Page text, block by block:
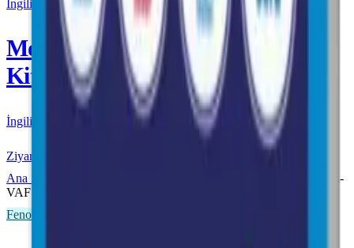
İngilizce
More & More
Kitap
İngilizce kaynakları için resmi satış
Ziyaret Et
Ana Sayfa
Fenomen-
VAF AYT Coğrafya Soru Bankası
Fenomen VAF